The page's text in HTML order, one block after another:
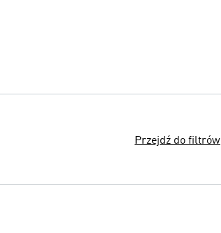
Przejdź do filtrów